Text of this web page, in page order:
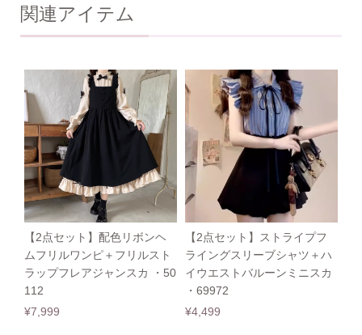
関連アイテム
【2点セット】配色リボンヘ
ムフリルワンピ＋フリルスト
ラップフレアジャンスカ ・50
112
¥7,999
【2点セット】ストライプフ
ライングスリーブシャツ＋ハ
イウエストバルーンミニスカ
・69972
¥4,499